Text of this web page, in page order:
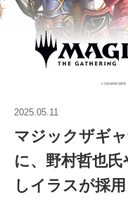
2025.05.11
マジックザギ
に、野村哲也
しイラスが採用